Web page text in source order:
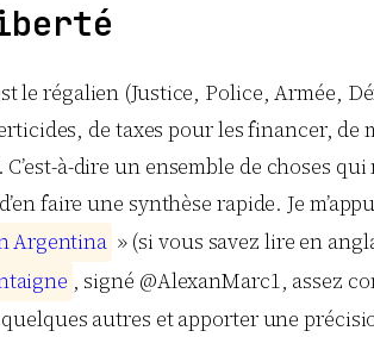
le régalien (Justice, Police, Armée,
de taxes pour les financer, de
à-dire un ensemble de choses
faire une synthèse rapide. Je
Argentina » (si vous savez lire en
taigne , signé @AlexanMarc1, assez
autres et apporter une